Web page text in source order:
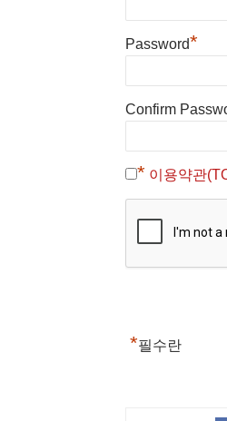
Password*
Confirm
* 이용약관
*필수란